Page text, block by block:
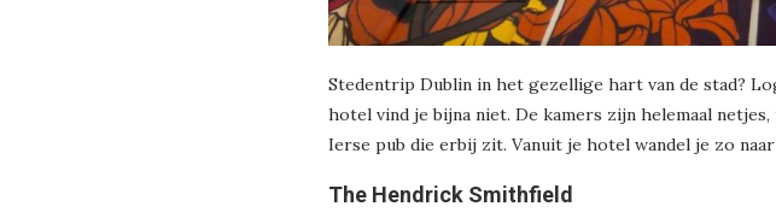
Stedentrip Dublin in het gezellige hart van de stad?
hotel vind je bijna niet. De kamers zijn helemaal
Ierse pub die erbij zit. Vanuit je hotel wandel je zo
The Hendrick Smithfield